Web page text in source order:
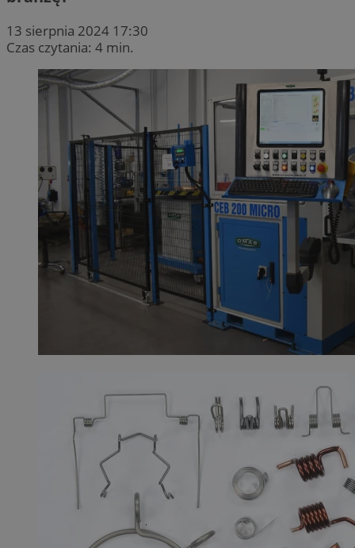
13 sierpnia 2024 17:30
Czas czytania: 4 min.